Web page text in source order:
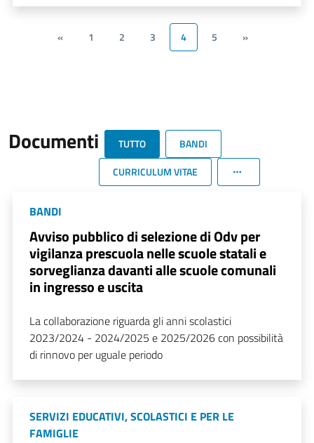
« 1 2 3 4 5 »
Documenti TUTTO
BANDI
CURRICULUM VITAE
BANDI
Avviso pubblico di selezione di Odv per
vigilanza prescuola nelle scuole statali e
sorveglianza davanti alle scuole comunali
in ingresso e uscita
La collaborazione riguarda gli anni scolastici
2023/2024 - 2024/2025 e 2025/2026 con possibilità
di rinnovo per uguale periodo
SERVIZI EDUCATIVI, SCOLASTICI E PER LE
FAMIGLIE